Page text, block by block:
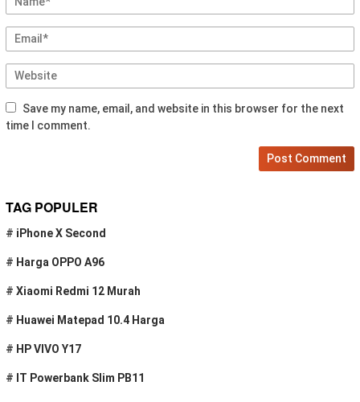
Save my name, email, and website in this browser for the next
time I comment.
TAG POPULER
# iPhone X Second
# Harga OPPO A96
# Xiaomi Redmi 12 Murah
# Huawei Matepad 10.4 Harga
# HP VIVO Y17
# IT Powerbank Slim PB11